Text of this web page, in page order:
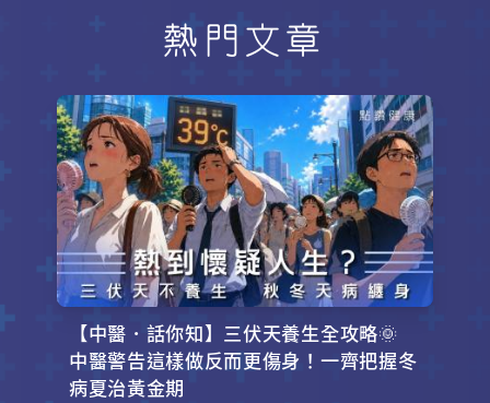
網顧問護師(中風科)劉敏珊為你解析✅
中風年輕化趨勢、✅「談笑用兵」辨
護士診所身心支援方案。
熱門文章
【中醫．話你知】三伏天養生全攻略🌞
中醫警告這樣做反而更傷身！一齊把握冬
病夏治黃金期